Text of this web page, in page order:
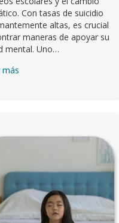
Con tasas de suicidio
altas, es crucial
maneras de apoyar su
mental. Uno…
más